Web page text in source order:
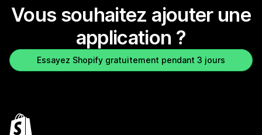
Vous souhaitez ajouter une
application ?
Essayez Shopify gratuitement pendant 3 jours